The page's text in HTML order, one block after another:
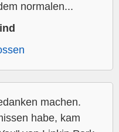
normalen...
machen.
habe, kam